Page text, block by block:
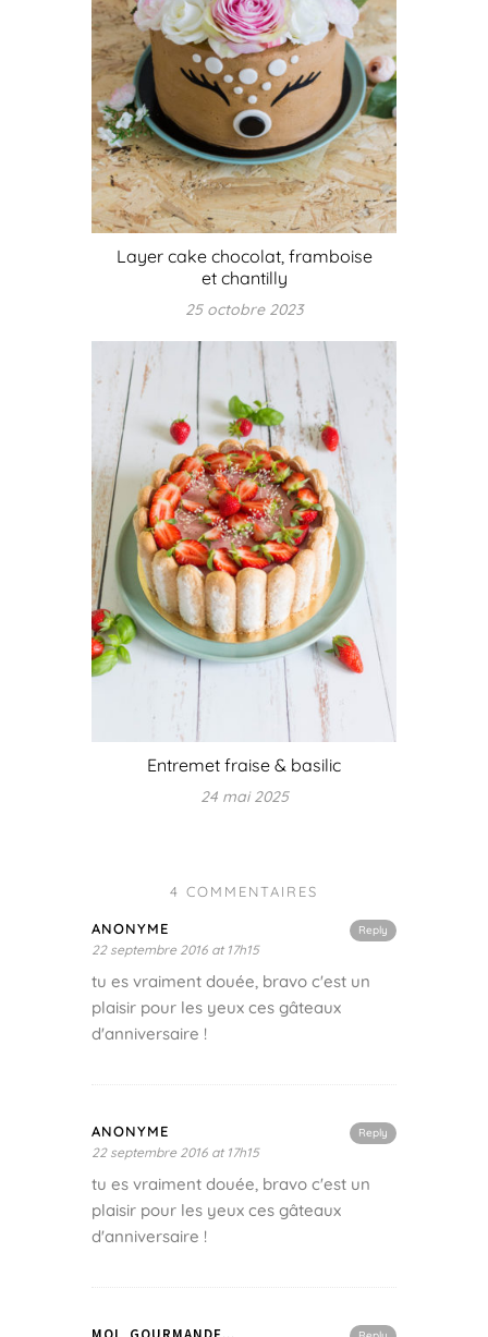
Layer cake chocolat, framboise
et chantilly
25 octobre 2023
Entremet fraise & basilic
24 mai 2025
4 COMMENTAIRES
Reply
ANONYME
22 septembre 2016 at 17h15
tu es vraiment douée, bravo c'est un
plaisir pour les yeux ces gâteaux
d'anniversaire !
Reply
ANONYME
22 septembre 2016 at 17h15
tu es vraiment douée, bravo c'est un
plaisir pour les yeux ces gâteaux
d'anniversaire !